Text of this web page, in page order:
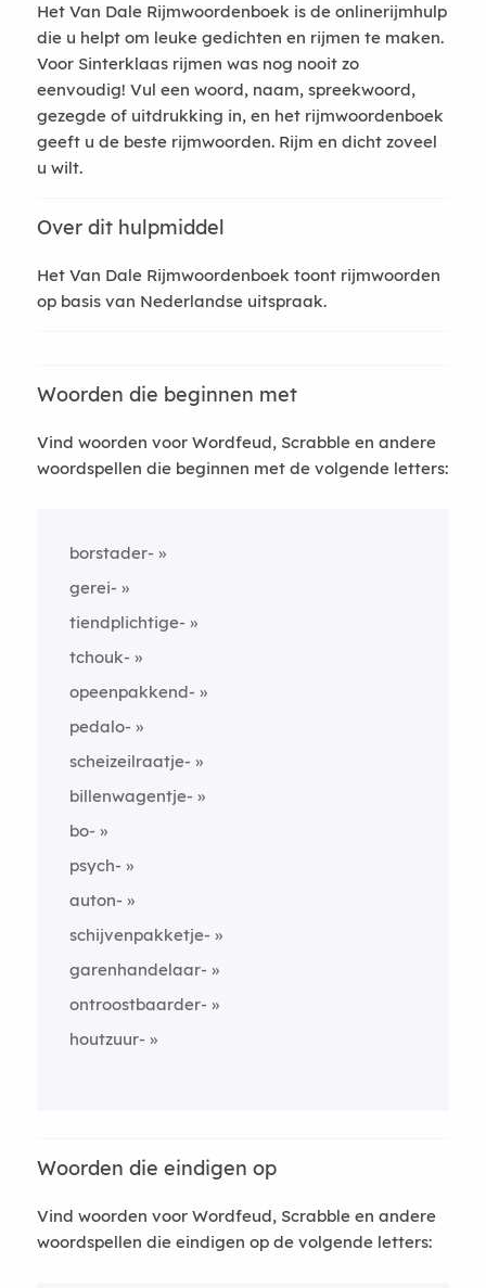
Het Van Dale Rijmwoordenboek is de onlinerijmhulp
die u helpt om leuke gedichten en rijmen te maken.
Voor Sinterklaas rijmen was nog nooit zo
eenvoudig! Vul een woord, naam, spreekwoord,
gezegde of uitdrukking in, en het rijmwoordenboek
geeft u de beste rijmwoorden. Rijm en dicht zoveel
u wilt.
Over dit hulpmiddel
Het Van Dale Rijmwoordenboek toont rijmwoorden
op basis van Nederlandse uitspraak.
Woorden die beginnen met
Vind woorden voor Wordfeud, Scrabble en andere
woordspellen die beginnen met de volgende letters:
borstader-
gerei-
tiendplichtige-
tchouk-
opeenpakkend-
pedalo-
scheizeilraatje-
billenwagentje-
bo-
psych-
auton-
schijvenpakketje-
garenhandelaar-
ontroostbaarder-
houtzuur-
Woorden die eindigen op
Vind woorden voor Wordfeud, Scrabble en andere
woordspellen die eindigen op de volgende letters: